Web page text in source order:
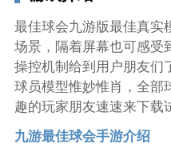
最佳球会九游版最佳真实
场景，隔着屏幕也可感受
操控机制给到用户朋友们
球员模型惟妙惟肖，全部
趣的玩家朋友速速来下载
九游最佳球会手游介绍